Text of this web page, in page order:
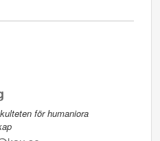
för humaniora